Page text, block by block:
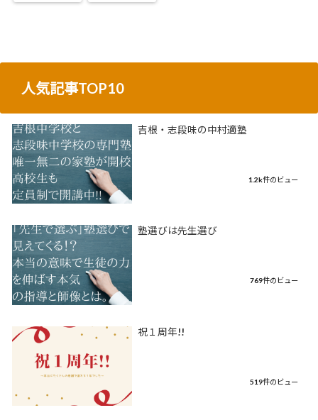
人気記事TOP10
吉根・志段味の中村適塾
1.2k件のビュー
塾選びは先生選び
769件のビュー
祝１周年!!
519件のビュー